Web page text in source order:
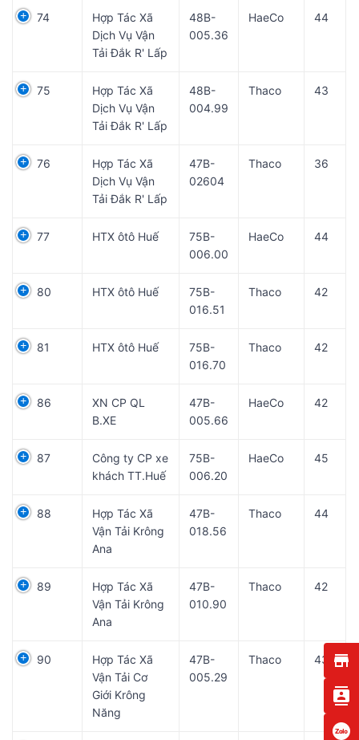
74
Hợp Tác Xã
Dịch Vụ Vận
Tải Đắk R' Lấp
48B-
005.36
HaeCo 44
75
Hợp Tác Xã
Dịch Vụ Vận
Tải Đắk R' Lấp
48B-
004.99
Thaco 43
76
Hợp Tác Xã
Dịch Vụ Vận
Tải Đắk R' Lấp
47B-
02604
Thaco 36
77 HTX ôtô Huế
75B-
006.00
HaeCo 44
80 HTX ôtô Huế
75B-
016.51
Thaco 42
81 HTX ôtô Huế
75B-
016.70
Thaco 42
86
XN CP QL
B.XE
47B-
005.66
HaeCo 42
87
Công ty CP xe
khách TT.Huế
75B-
006.20
HaeCo 45
88
Hợp Tác Xã
Vận Tải Krông
Ana
47B-
018.56
Thaco 44
89
Hợp Tác Xã
Vận Tải Krông
Ana
47B-
010.90
Thaco 42
90
Hợp Tác Xã
Vận Tải Cơ
Giới Krông
Năng
47B-
005.29
Thaco 43